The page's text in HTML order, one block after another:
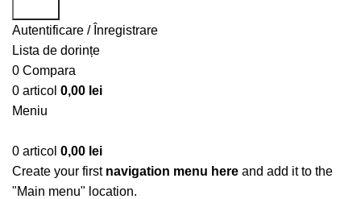
Autentificare / Înregistrare
Lista de dorințe
0 Compara
0 articol 0,00 lei
Meniu
0 articol 0,00 lei
Create your first navigation menu here and add it to the
"Main menu" location.